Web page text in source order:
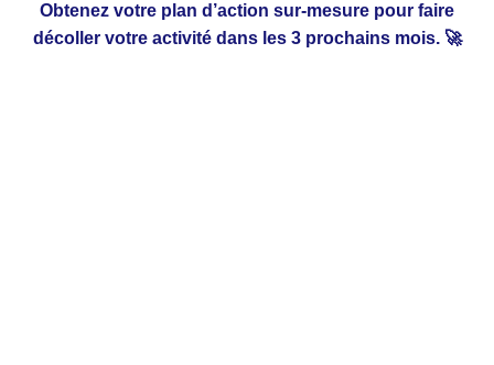
Obtenez votre plan d’action sur-mesure pour faire
décoller votre activité dans les 3 prochains mois. 🚀